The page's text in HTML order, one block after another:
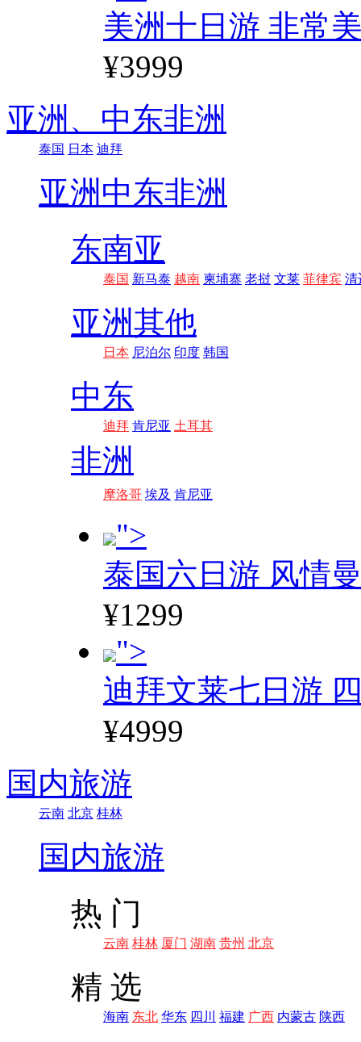
美洲十日游 非常
¥3999
亚洲、 中东非洲
泰国 日本 迪拜
亚洲 中东非洲
东南亚
泰国 新马泰 越南 柬埔寨 老挝 文莱 菲律宾 清
亚洲其他
日本 尼泊尔 印度 韩国
中东
迪拜 肯尼亚 土耳其
非洲
摩洛哥 埃及 肯尼亚
">
泰国六日游 风情
¥1299
">
迪拜文莱七日游
¥4999
国内旅游
云南 北京 桂林
国内旅游
热 门
云南 桂林 厦门 湖南 贵州 北京
精 选
海南 东北 华东 四川 福建 广西 内蒙古 陕西